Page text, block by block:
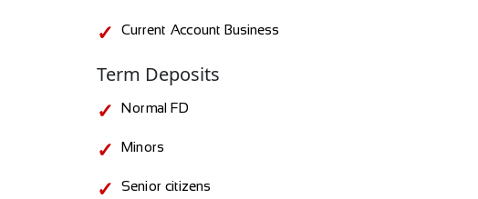
Current Account Business
Term Deposits
Normal FD
Minors
Senior citizens